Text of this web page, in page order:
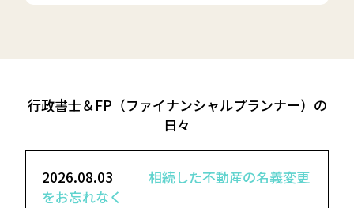
行政書士＆FP（ファイナンシャルプランナー）の
日々
2026.08.03
相続した不動産の名義変更
をお忘れなく